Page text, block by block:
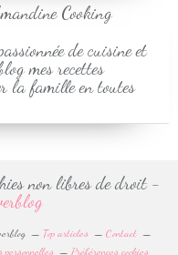
de cuisine et
mes recettes
la famille en toutes
non libres de droit -
Top articles
Contact
personnelles Préférences cookies